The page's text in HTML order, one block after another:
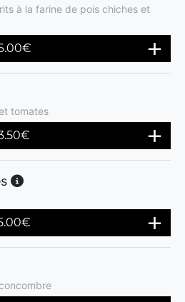
à la farine de pois chiches et
€
tomates
€
€